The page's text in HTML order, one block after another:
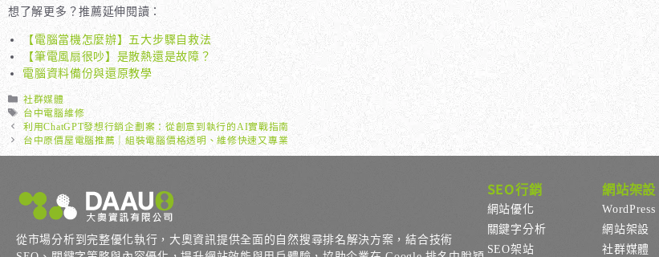
想了解更多？推薦延伸閱讀：
【電腦當機怎麼辦】五大步驟自救法
【筆電風扇很吵】是散熱還是故障？
電腦資料備份與還原教學
分
類
社群媒體
標
籤
台中電腦維修
利用ChatGPT發想行銷企劃案：從創意到執行的AI實戰指南
台中原價屋電腦推薦｜組裝電腦價格透明、維修快速又專業
從市場分析到完整優化執行，大奧資訊提供全面的自然搜尋排名解決方案，結合技術
SEO行銷
網站優化
關鍵字分析
SEO架站
網站架設
網站架設
社群媒體